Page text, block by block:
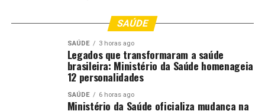
SAÚDE
SAÚDE 3 horas ago
Legados que transformaram a saúde
brasileira: Ministério da Saúde homenageia
12 personalidades
SAÚDE 6 horas ago
Ministério da Saúde oficializa mudança na